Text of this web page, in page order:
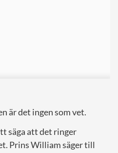
är det ingen som vet.
säga att det ringer
Prins William säger till